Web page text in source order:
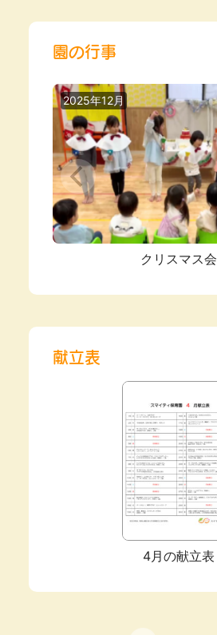
園の行事
2025年12月
クリスマス会
献立表
4月の献立表